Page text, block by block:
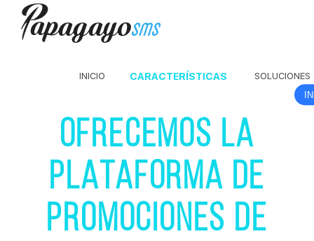
INICIO CARACTERÍSTICAS
SOLUCIONES
OFRECEMOS LA
PLATAFORMA DE
PROMOCIONES DE